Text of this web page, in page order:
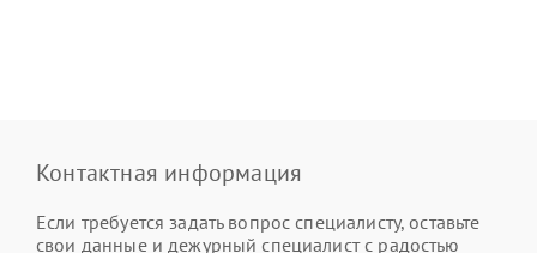
Контактная информация
Если требуется задать вопрос специалисту, оставьте
свои данные и дежурный специалист с радостью